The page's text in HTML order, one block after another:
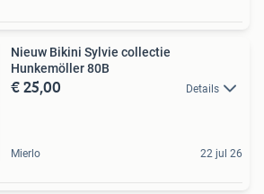
Nieuw Bikini Sylvie collectie
Hunkemöller 80B
€ 25,00 Details
Mierlo 22 jul 26